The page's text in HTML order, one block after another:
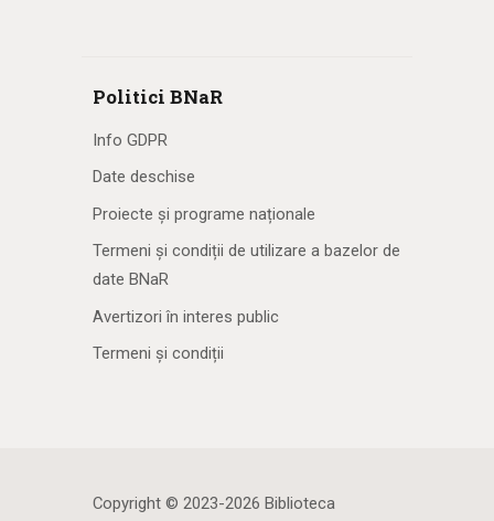
Politici BNaR
Info GDPR
Date deschise
Proiecte și programe naționale
Termeni și condiții de utilizare a bazelor de
date BNaR
Avertizori în interes public
Termeni și condiții
Copyright © 2023-2026 Biblioteca